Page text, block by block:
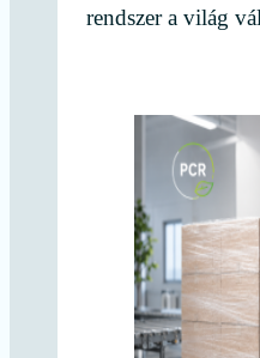
rendszer a világ